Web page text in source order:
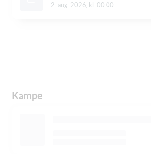
2. aug. 2026, kl. 00.00
Kampe